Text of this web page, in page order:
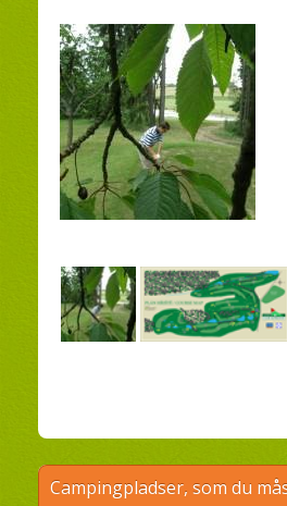
Campingpladser, som du